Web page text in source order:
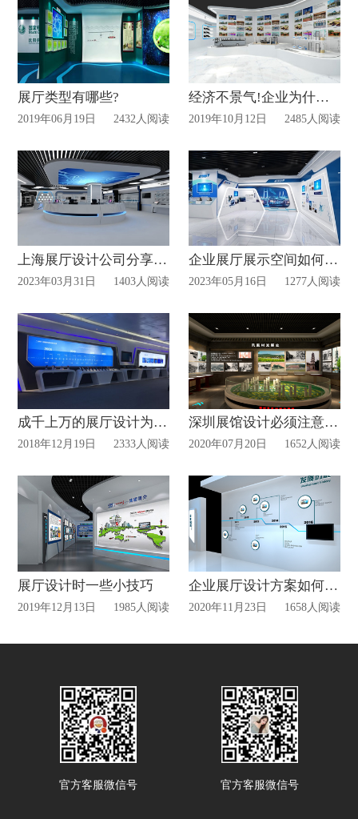
展厅类型有哪些?
2019年06月19日 2432人阅读
经济不景气!企业为什么还坚持做展厅?
2019年10月12日 2485人阅读
上海展厅设计公司分享设计思路
2023年03月31日 1403人阅读
企业展厅展示空间如何规划？
2023年05月16日 1277人阅读
成千上万的展厅设计为什么现在还有人在做?
2018年12月19日 2333人阅读
深圳展馆设计必须注意事项?
2020年07月20日 1652人阅读
展厅设计时一些小技巧
2019年12月13日 1985人阅读
企业展厅设计方案如何策划?
2020年11月23日 1658人阅读
官方客服微信号 官方客服微信号